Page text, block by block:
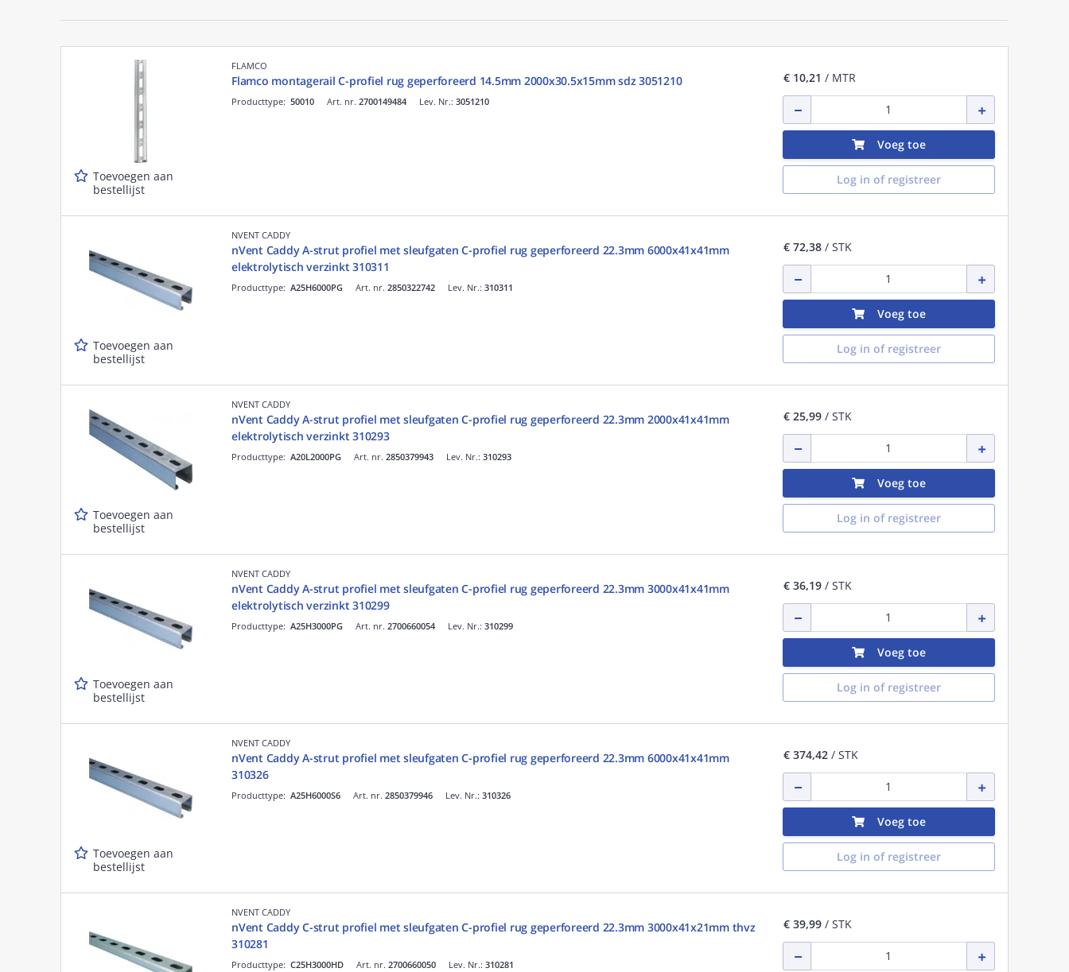
Toevoegen aan
bestellijst
FLAMCO
Flamco montagerail C-profiel rug geperforeerd 14.5mm 2000x30.5x15mm sdz 3051210
Art. nr. 2700149484
Producttype: 50010 Lev. Nr.: 3051210
€ 10,21 / MTR
Voeg toe
Log in of registreer
Toevoegen aan
bestellijst
NVENT CADDY
nVent Caddy A-strut profiel met sleufgaten C-profiel rug geperforeerd 22.3mm 6000x41x41mm
elektrolytisch verzinkt 310311
Art. nr. 2850322742
Producttype: A25H6000PG Lev. Nr.: 310311
€ 72,38/ STK
Voeg toe
Log in of registreer
Toevoegen aan
bestellijst
NVENT CADDY
nVent Caddy A-strut profiel met sleufgaten C-profiel rug geperforeerd 22.3mm 2000x41x41mm
elektrolytisch verzinkt 310293
Art. nr. 2850379943
Producttype: A20L2000PG Lev. Nr.: 310293
€ 25,99/ STK
Voeg toe
Log in of registreer
Toevoegen aan
bestellijst
NVENT CADDY
nVent Caddy A-strut profiel met sleufgaten C-profiel rug geperforeerd 22.3mm 3000x41x41mm
elektrolytisch verzinkt 310299
Art. nr. 2700660054
Producttype: A25H3000PG Lev. Nr.: 310299
€ 36,19/ STK
Voeg toe
Log in of registreer
Toevoegen aan
bestellijst
NVENT CADDY
nVent Caddy A-strut profiel met sleufgaten C-profiel rug geperforeerd 22.3mm 6000x41x41mm
310326
Art. nr. 2850379946
Producttype: A25H6000S6 Lev. Nr.: 310326
€ 374,42/ STK
Voeg toe
Log in of registreer
NVENT CADDY
nVent Caddy C-strut profiel met sleufgaten C-profiel rug geperforeerd 22.3mm 3000x41x21mm thvz
310281
Art. nr. 2700660050
Producttype: C25H3000HD Lev. Nr.: 310281
€ 39,99/ STK